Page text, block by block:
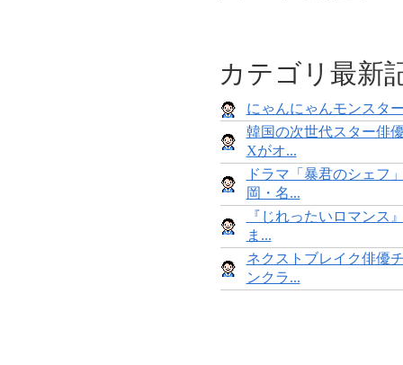
カテゴリ最新
にゃんにゃんモンスタ
韓国の次世代スター俳
Xがオ...
ドラマ「暴君のシェフ
岡・名...
『じれったいロマンス
ま...
ネクストブレイク俳優
ンクラ...